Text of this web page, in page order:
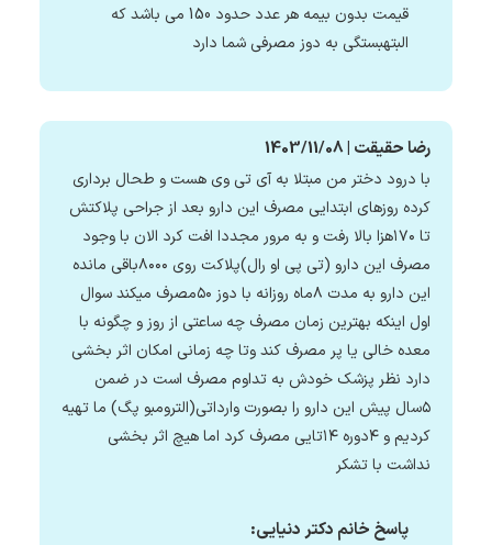
قیمت بدون بیمه هر عدد حدود 150 می باشد که
البتهبستگی به دوز مصرفی شما دارد
رضا حقیقت | 1403/11/08
با درود دختر من مبتلا به آی تی وی هست و طحال برداری
کرده روزهای ابتدایی مصرف این دارو بعد از جراحی پلاکتش
تا ۱۷۰هزا بالا رفت و به مرور مجددا افت کرد الان با وجود
مصرف این دارو (تی پی او رال)پلاکت روی ۸۰۰۰باقی مانده
این دارو به مدت ۸ماه روزانه با دوز ۵۰مصرف میکند سوال
اول اینکه بهترین زمان مصرف چه ساعتی از روز و چگونه با
معده خالی یا پر مصرف کند وتا چه زمانی امکان اثر بخشی
دارد نظر پزشک خودش به تداوم مصرف است در ضمن
۵سال پیش این دارو را بصورت وارداتی(الترومبو پگ) ما تهیه
کردیم و ۴دوره ۱۴تایی مصرف کرد اما هیچ اثر بخشی
نداشت با تشکر
پاسخ خانم دکتر دنیایی: